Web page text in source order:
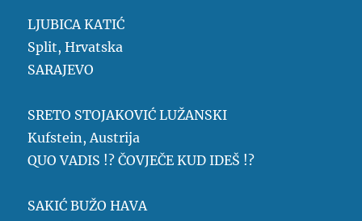
LJUBICA KATIĆ
Split, Hrvatska
SARAJEVO
SRETO STOJAKOVIĆ LUŽANSKI
Kufstein, Austrija
QUO VADIS !? ČOVJEČE KUD IDEŠ !?
SAKIĆ BUŽO HAVA